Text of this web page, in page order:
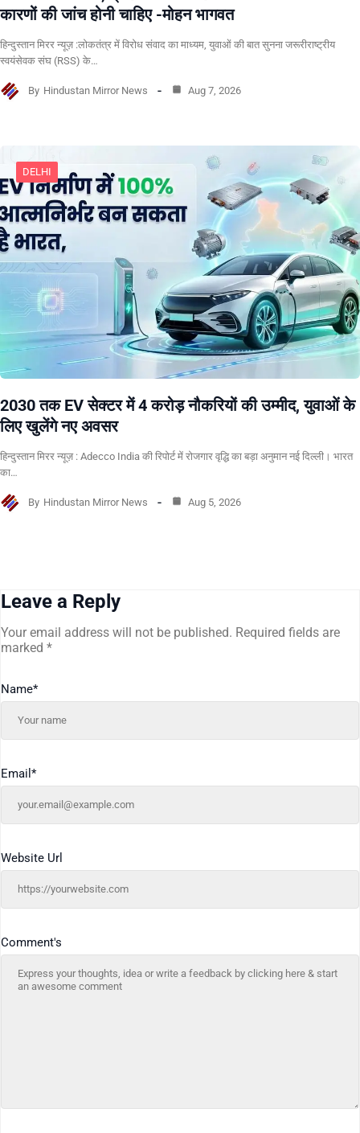
कारणों की जांच होनी चाहिए -मोहन भागवत
हिन्दुस्तान मिरर न्यूज़ :लोकतंत्र में विरोध संवाद का माध्यम, युवाओं की बात सुनना जरूरीराष्ट्रीय
स्वयंसेवक संघ (RSS) के…
By Hindustan Mirror News Aug 7, 2026
DELHI
2030 तक EV सेक्टर में 4 करोड़ नौकरियों की उम्मीद, युवाओं के
लिए खुलेंगे नए अवसर
हिन्दुस्तान मिरर न्यूज़ : Adecco India की रिपोर्ट में रोजगार वृद्धि का बड़ा अनुमान नई दिल्ली। भारत
का…
By Hindustan Mirror News Aug 5, 2026
Leave a Reply
Your email address will not be published. Required fields are
marked *
Comment's
Name*
Email *
Website Url